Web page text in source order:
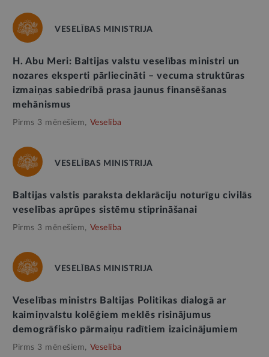
VESELĪBAS MINISTRIJA
H. Abu Meri: Baltijas valstu veselības ministri un
nozares eksperti pārliecināti – vecuma struktūras
izmaiņas sabiedrībā prasa jaunus finansēšanas
mehānismus
Pirms 3 mēnešiem, Veselība
VESELĪBAS MINISTRIJA
Baltijas valstis paraksta deklarāciju noturīgu civilās
veselības aprūpes sistēmu stiprināšanai
Pirms 3 mēnešiem, Veselība
VESELĪBAS MINISTRIJA
Veselības ministrs Baltijas Politikas dialogā ar
kaimiņvalstu kolēģiem meklēs risinājumus
demogrāfisko pārmaiņu radītiem izaicinājumiem
Pirms 3 mēnešiem, Veselība